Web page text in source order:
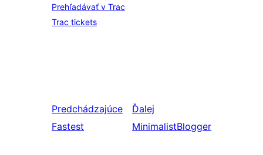
Prehľadávať v Trac
Trac tickets
Predchádzajúce
Fastest
Ďalej
MinimalistBlogger